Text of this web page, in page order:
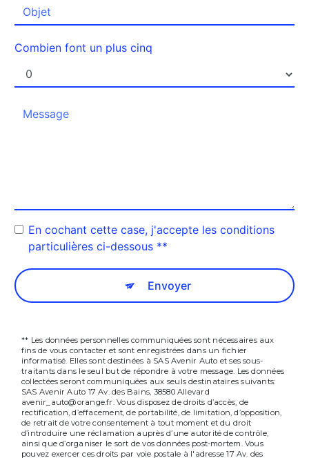
Combien font un plus cinq
En cochant cette case, j'accepte les conditions
particulières ci-dessous **
Envoyer
** Les données personnelles communiquées sont nécessaires aux
fins de vous contacter et sont enregistrées dans un fichier
informatisé. Elles sont destinées à SAS Avenir Auto et ses sous-
traitants dans le seul but de répondre à votre message. Les données
collectées seront communiquées aux seuls destinataires suivants:
SAS Avenir Auto 17 Av. des Bains, 38580 Allevard
avenir_auto@orange.fr. Vous disposez de droits d’accès, de
rectification, d’effacement, de portabilité, de limitation, d’opposition,
de retrait de votre consentement à tout moment et du droit
d’introduire une réclamation auprès d’une autorité de contrôle,
ainsi que d’organiser le sort de vos données post-mortem. Vous
pouvez exercer ces droits par voie postale à l'adresse 17 Av. des